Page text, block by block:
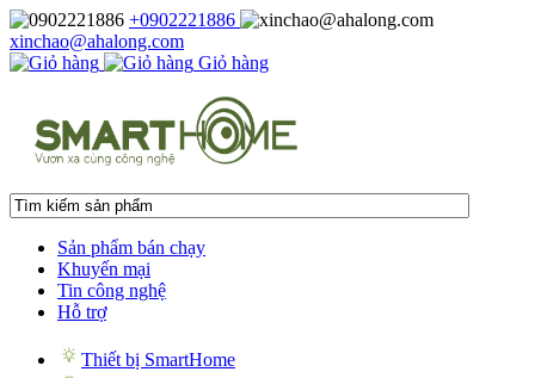
+0902221886
xinchao@ahalong.com
Giỏ hàng
Sản phẩm bán chạy
Khuyến mại
Tin công nghệ
Hỗ trợ
Thiết bị SmartHome